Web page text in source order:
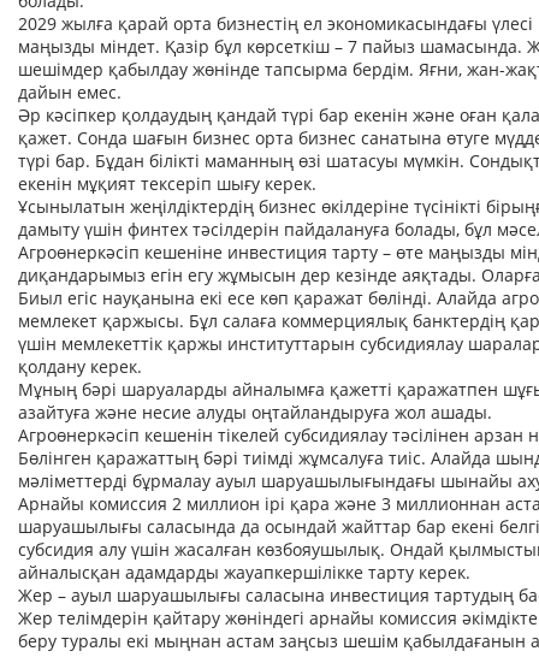
2029 жылға қарай орта бизнестің ел экономикасындағы
маңызды міндет. Қазір бұл көрсеткіш – 7 пайыз шамасында.
шешімдер қабылдау жөнінде тапсырма бердім. Яғни, жан-
дайын емес.
Әр кәсіпкер қолдаудың қандай түрі бар екенін және оған
қажет. Сонда шағын бизнес орта бизнес санатына өтуге
түрі бар. Бұдан білікті маманның өзі шатасуы мүмкін.
екенін мұқият тексеріп шығу керек.
Ұсынылатын жеңілдіктердің бизнес өкілдеріне түсінікті
дамыту үшін финтех тәсілдерін пайдалануға болады, бұл
Агроөнеркәсіп кешеніне инвестиция тарту – өте маңызды
диқандарымыз егін егу жұмысын дер кезінде аяқтады.
Биыл егіс науқанына екі есе көп қаражат бөлінді. Алайда
мемлекет қаржысы. Бұл салаға коммерциялық банктердің
үшін мемлекеттік қаржы институттарын субсидиялау
қолдану керек.
Мұның бәрі шаруаларды айналымға қажетті қаражатпен
азайтуға және несие алуды оңтайландыруға жол ашады.
Агроөнеркәсіп кешенін тікелей субсидиялау тәсілінен
Бөлінген қаражаттың бәрі тиімді жұмсалуға тиіс. Алайда
мәліметтерді бұрмалау ауыл шаруашылығындағы шынайы
Арнайы комиссия 2 миллион ірі қара және 3 миллионнан
шаруашылығы саласында да осындай жайттар бар екені
субсидия алу үшін жасалған көзбояушылық. Ондай
айналысқан адамдарды жауапкершілікке тарту керек.
Жер – ауыл шаруашылығы саласына инвестиция тартудың
Жер телімдерін қайтару жөніндегі арнайы комиссия
беру туралы екі мыңнан астам заңсыз шешім